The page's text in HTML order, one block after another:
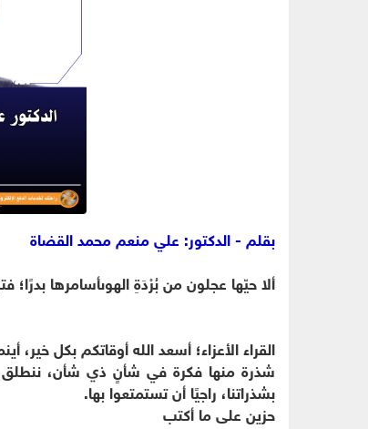
بقلم - الدكتور: علي منعم محمد القضاة
ألا حيّها عجلون من بُرْدَةِ الهوىأسامرها
القراء الأعزاء؛ أسعد الله أوقاتكم بكل
شذرة منها فكرة في شأنٍ ذي شأن، ننطلق
بشذراتنا، راجيًا أن تستمتعوا بها.
حزين على ما أكتب